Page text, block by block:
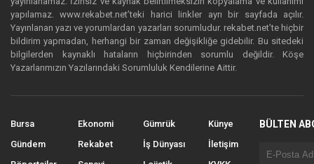
yapılamaz. www.rekabet.net’teki harici linkler ayrı bir sayfada açılır.
Yayınlanan yazı ve yorumlardan yazarları sorumludur. rekabet.net’te hiçbir
bildirim yapmadan, herhangi bir zaman değişikliğe gidebilir. Bu sitedeki
bilgilerden kaynaklı hataların hiçbirinden sorumlu değildir. Köşe
Yazarlarımızın Yazılarındaki Sorumluluk Kendilerine Aittir.
Bursa
Gündem
Ekonomi
Rekabet
Gümrük
İş Dünyası
Künye
İletişim
BÜLTEN